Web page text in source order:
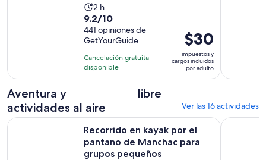
La
actividad
dura
2
horas
2 h
9.2
de
10
con
441
opiniones
9.2/10
441 opiniones de
GetYourGuide
Cancelación gratuita
disponible
El
precio
es
de
adulto
$30
impuestos y
cargos incluidos
por adulto
Aventura y
actividades al aire
libre
Ver las 16 actividades
Recorrido en kayak por el
pantano de Manchac para
grupos pequeños
Recorrido en kayak por el pantano de Manchac paraNueva